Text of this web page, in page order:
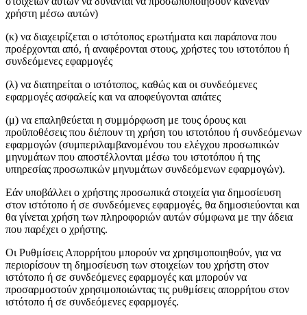
χρήστη μέσω αυτών)
(κ) να διαχειρίζεται ο ιστότοπος ερωτήματα και παράπονα που
προέρχονται από, ή αναφέρονται στους, χρήστες του ιστοτόπου ή
συνδεόμενες εφαρμογές
(λ) να διατηρείται ο ιστότοπος, καθώς και οι συνδεόμενες
εφαρμογές ασφαλείς και να αποφεύγονται απάτες
(μ) να επαληθεύεται η συμμόρφωση με τους όρους και
προϋποθέσεις που διέπουν τη χρήση του ιστοτόπου ή συνδεόμενων
εφαρμογών (συμπεριλαμβανομένου του ελέγχου προσωπικών
μηνυμάτων που αποστέλλονται μέσω του ιστοτόπου ή της
υπηρεσίας προσωπικών μηνυμάτων συνδεόμενων εφαρμογών).
Εάν υποβάλλει ο χρήστης προσωπικά στοιχεία για δημοσίευση
στον ιστότοπο ή σε συνδεόμενες εφαρμογές, θα δημοσιεύονται και
θα γίνεται χρήση των πληροφοριών αυτών σύμφωνα με την άδεια
που παρέχει ο χρήστης.
Οι Ρυθμίσεις Απορρήτου μπορούν να χρησιμοποιηθούν, για να
περιορίσουν τη δημοσίευση των στοιχείων του χρήστη στον
ιστότοπο ή σε συνδεόμενες εφαρμογές και μπορούν να
προσαρμοστούν χρησιμοποιώντας τις ρυθμίσεις απορρήτου στον
ιστότοπο ή σε συνδεόμενες εφαρμογές.